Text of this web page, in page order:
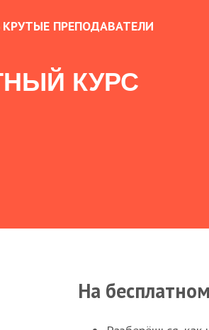
КРУТЫЕ ПРЕПОДАВАТЕЛИ
КУРС
На